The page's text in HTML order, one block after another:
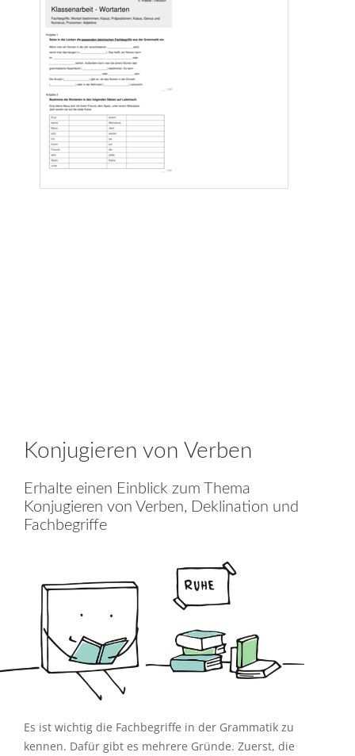
Konjugieren von Verben
Erhalte einen Einblick zum Thema
Konjugieren von Verben, Deklination und
Fachbegriffe
Es ist wichtig die Fachbegriffe in der Grammatik zu
kennen. Dafür gibt es mehrere Gründe. Zuerst, die